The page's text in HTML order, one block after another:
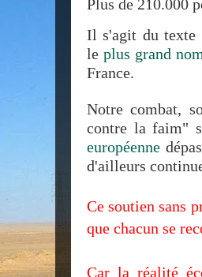
Plus de 210.000
Il s'agit du texte
le plus grand
France.
Notre combat,
contre la faim"
européenne
d'ailleurs
Ce soutien sans
que chacun se
Car la réalité